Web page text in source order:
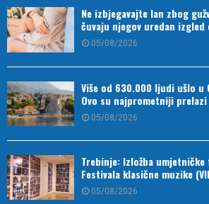
Ne izbjegavajte lan zbog
čuvaju njegov uredan izgled
05/08/2026
Više od 630.000 ljudi ušlo u
Ovo su najprometniji prelazi
05/08/2026
Trebinje: Izložba
Festivala klasične muzike
05/08/2026